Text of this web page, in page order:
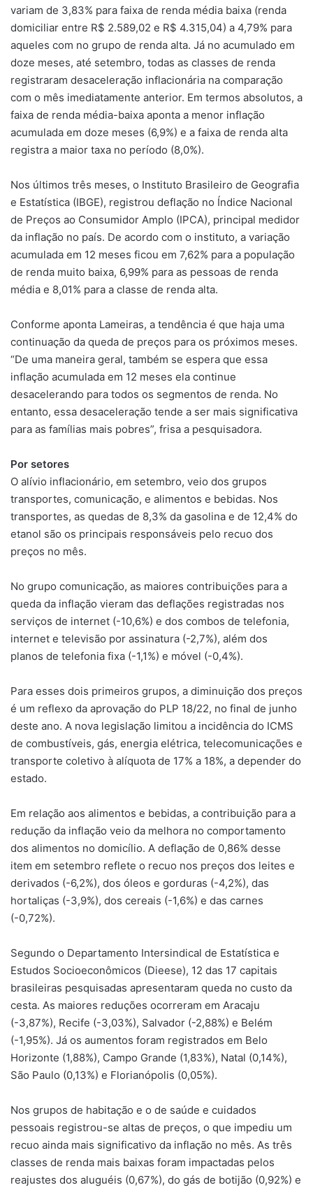
variam de 3,83% para faixa de renda média baixa (renda
domiciliar entre R$ 2.589,02 e R$ 4.315,04) a 4,79% para
aqueles com no grupo de renda alta. Já no acumulado em
doze meses, até setembro, todas as classes de renda
registraram desaceleração inflacionária na comparação
com o mês imediatamente anterior. Em termos absolutos, a
faixa de renda média-baixa aponta a menor inflação
acumulada em doze meses (6,9%) e a faixa de renda alta
registra a maior taxa no período (8,0%).
Nos últimos três meses, o Instituto Brasileiro de Geografia
e Estatística (IBGE), registrou deflação no Índice Nacional
de Preços ao Consumidor Amplo (IPCA), principal medidor
da inflação no país. De acordo com o instituto, a variação
acumulada em 12 meses ficou em 7,62% para a população
de renda muito baixa, 6,99% para as pessoas de renda
média e 8,01% para a classe de renda alta.
Conforme aponta Lameiras, a tendência é que haja uma
continuação da queda de preços para os próximos meses.
“De uma maneira geral, também se espera que essa
inflação acumulada em 12 meses ela continue
desacelerando para todos os segmentos de renda. No
entanto, essa desaceleração tende a ser mais significativa
para as famílias mais pobres”, frisa a pesquisadora.
Por setores
O alívio inflacionário, em setembro, veio dos grupos
transportes, comunicação, e alimentos e bebidas. Nos
transportes, as quedas de 8,3% da gasolina e de 12,4% do
etanol são os principais responsáveis pelo recuo dos
preços no mês.
No grupo comunicação, as maiores contribuições para a
queda da inflação vieram das deflações registradas nos
serviços de internet (-10,6%) e dos combos de telefonia,
internet e televisão por assinatura (-2,7%), além dos
planos de telefonia fixa (-1,1%) e móvel (-0,4%).
Para esses dois primeiros grupos, a diminuição dos preços
é um reflexo da aprovação do PLP 18/22, no final de junho
deste ano. A nova legislação limitou a incidência do ICMS
de combustíveis, gás, energia elétrica, telecomunicações e
transporte coletivo à alíquota de 17% a 18%, a depender do
estado.
Em relação aos alimentos e bebidas, a contribuição para a
redução da inflação veio da melhora no comportamento
dos alimentos no domicílio. A deflação de 0,86% desse
item em setembro reflete o recuo nos preços dos leites e
derivados (-6,2%), dos óleos e gorduras (-4,2%), das
hortaliças (-3,9%), dos cereais (-1,6%) e das carnes
(-0,72%).
Segundo o Departamento Intersindical de Estatística e
Estudos Socioeconômicos (Dieese), 12 das 17 capitais
brasileiras pesquisadas apresentaram queda no custo da
cesta. As maiores reduções ocorreram em Aracaju
(-3,87%), Recife (-3,03%), Salvador (-2,88%) e Belém
(-1,95%). Já os aumentos foram registrados em Belo
Horizonte (1,88%), Campo Grande (1,83%), Natal (0,14%),
São Paulo (0,13%) e Florianópolis (0,05%).
Nos grupos de habitação e o de saúde e cuidados
pessoais registrou-se altas de preços, o que impediu um
recuo ainda mais significativo da inflação no mês. As três
classes de renda mais baixas foram impactadas pelos
reajustes dos aluguéis (0,67%), do gás de botijão (0,92%) e